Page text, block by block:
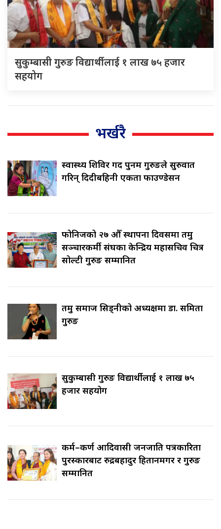
सुकुम्बासी गुरुङ विद्यार्थीलाई १ लाख ७५ हजार
सहयोग
भर्खरै
स्वास्थ्य शिविर गर्दै पुनम गुरुङले सुरुवात
गरिन् दिदीबहिनी एकता फाउण्डेसन
फोनिजको २७ औँ स्थापना दिवसमा तमु
सञ्चारकर्मी संघका केन्द्रिय महासचिव चित्र
सोल्टी गुरुङ सम्मानित
तमु समाज सिड्नीको अध्यक्षमा डा. समिता
गुरुङ
सुकुम्बासी गुरुङ विद्यार्थीलाई १ लाख ७५
हजार सहयोग
कर्म–कर्ण आदिवासी जनजाति पत्रकारिता
पुरस्कारबाट रुद्रबहादुर हितानमगर र गुरुङ
सम्मानित